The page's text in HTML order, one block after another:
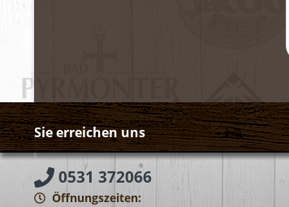
Sie erreichen uns
0531 372066
Öffnungszeiten: